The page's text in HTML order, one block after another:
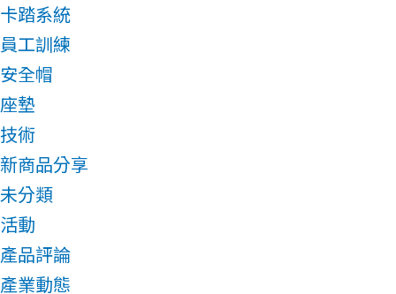
卡踏系統
員工訓練
安全帽
座墊
技術
新商品分享
未分類
活動
產品評論
產業動態